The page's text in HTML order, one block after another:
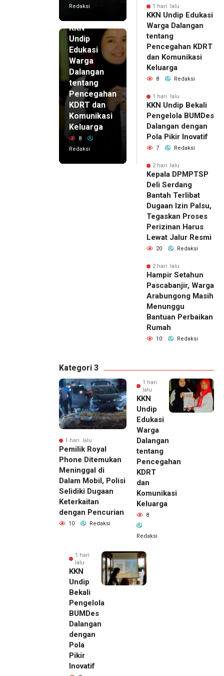
Redaksi
KKN
Undip
Edukasi
Warga
Dalangan
tentang
Pencegahan
KDRT dan
Komunikasi
Keluarga
8
Redaksi
1 hari lalu
KKN Undip Edukasi
Warga Dalangan
tentang
Pencegahan KDRT
dan Komunikasi
Keluarga
8 Redaksi
1 hari lalu
KKN Undip Bekali
Pengelola BUMDes
Dalangan dengan
Pola Pikir Inovatif
7 Redaksi
2 hari lalu
Kepala DPMPTSP
Deli Serdang
Bantah Terlibat
Dugaan Izin Palsu,
Tegaskan Proses
Perizinan Harus
Lewat Jalur Resmi
20 Redaksi
2 hari lalu
Hampir Setahun
Pascabanjir, Warga
Arabungong Masih
Menunggu
Bantuan Perbaikan
Rumah
10 Redaksi
Kategori 3
1 hari lalu
Pemilik Royal
Phone Ditemukan
Meninggal di
Dalam Mobil, Polisi
Selidiki Dugaan
Keterkaitan
dengan Pencurian
10 Redaksi
1 hari
lalu
KKN
Undip
Edukasi
Warga
Dalangan
tentang
Pencegahan
KDRT
dan
Komunikasi
Keluarga
8
Redaksi
1 hari
lalu
KKN
Undip
Bekali
Pengelola
BUMDes
Dalangan
dengan
Pola
Pikir
Inovatif